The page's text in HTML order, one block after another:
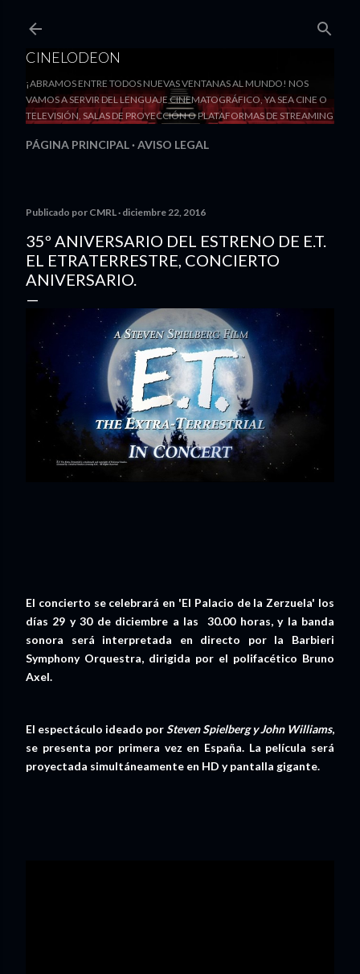
CINELODEON
¡ABRAMOS ENTRE TODOS NUEVAS VENTANAS AL MUNDO! NOS
VAMOS A SERVIR DEL LENGUAJE CINEMATOGRÁFICO, YA SEA CINE O
TELEVISIÓN, SALAS DE PROYECCIÓN O PLATAFORMAS DE STREAMING
PÁGINA PRINCIPAL AVISO LEGAL
Publicado por CMRL diciembre 22, 2016
35º ANIVERSARIO DEL ESTRENO DE E.T.
EL ETRATERRESTRE, CONCIERTO
ANIVERSARIO.
El concierto se celebrará en 'El Palacio de la Zerzuela' los
días 29 y 30 de diciembre a las 30.00 horas, y la banda
sonora será interpretada en directo por la Barbieri
Symphony Orquestra, dirigida por el polifacético Bruno
Axel.
El espectáculo ideado porSteven Spielberg y John Williams,
se presenta por primera vez en España. La película será
proyectada simultáneamente en HD y pantalla gigante.